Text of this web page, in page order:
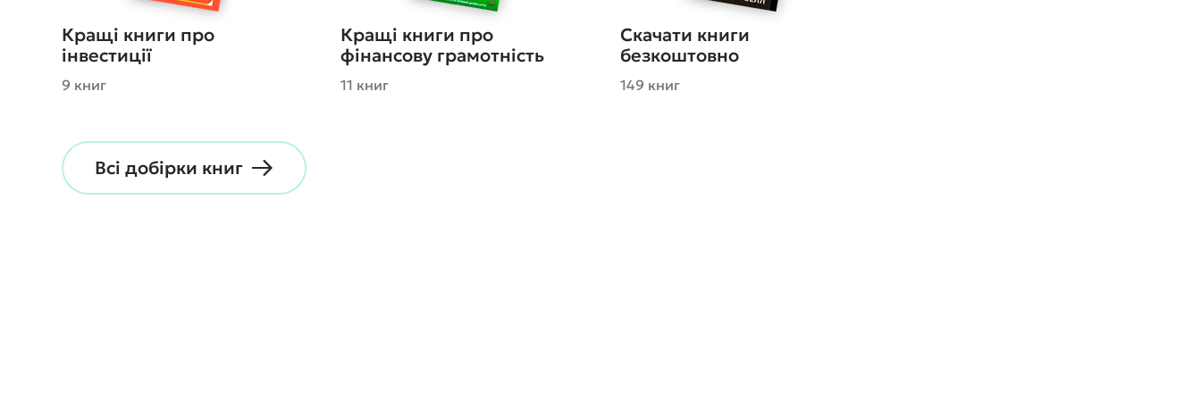
Кращі книги про
інвестиції
9 книг
Кращі книги про
фінансову грамотність
11 книг
Скачати книги
безкоштовно
149 книг
Всі добірки книг